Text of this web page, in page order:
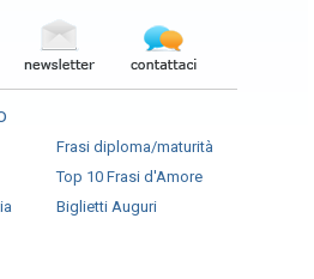
Frasi diploma/maturità
Top 10 Frasi d'Amore
Biglietti Auguri